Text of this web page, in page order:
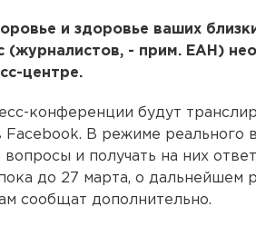
и здоровье ваших
(журналистов, - прим. ЕАН)
центре.
конференции будут
Facebook. В режиме реального
вопросы и получать на них
до 27 марта, о дальнейшем
сообщат дополнительно.